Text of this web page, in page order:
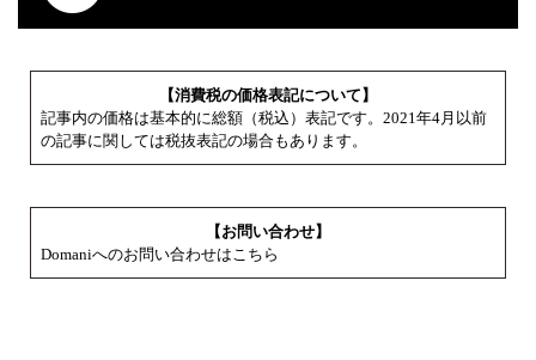
【消費税の価格表記について】
記事内の価格は基本的に総額（税込）表記です。2021年4月以前
の記事に関しては税抜表記の場合もあります。
【お問い合わせ】
Domaniへのお問い合わせはこちら